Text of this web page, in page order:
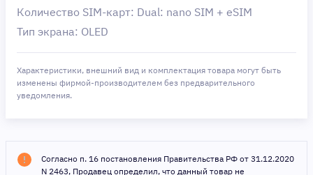
Количество SIM-карт: Dual: nano SIM + eSIM
Тип экрана: OLED
Характеристики, внешний вид и комплектация товара могут быть
изменены фирмой-производителем без предварительного
уведомления.
Согласно п. 16 постановления Правительства РФ от 31.12.2020
N 2463, Продавец определил, что данный товар не